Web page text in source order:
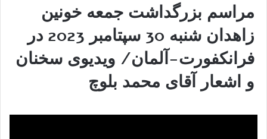
مراسم بزرگداشت جمعه خونین
زاهدان شنبه 30 سپتامبر 2023 در
فرانکفورت-آلمان/ ویدیوی سخنان
و اشعار آقای محمد بلوچ